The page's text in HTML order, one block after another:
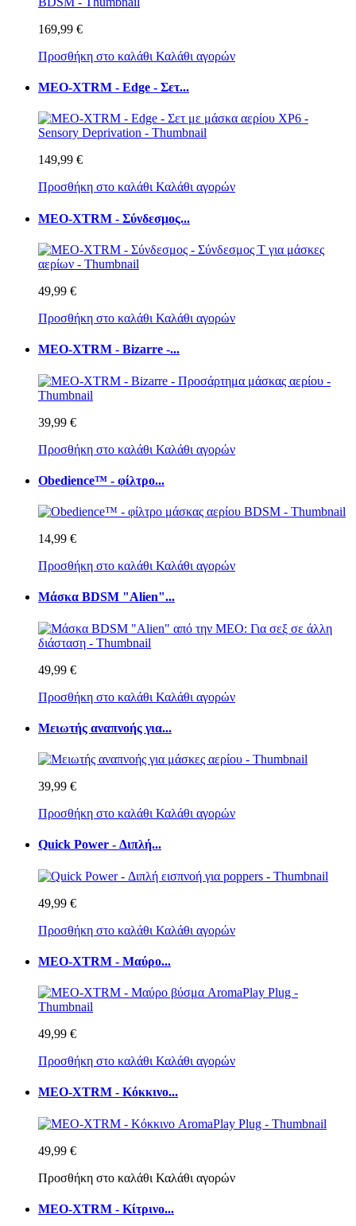
169,99 €
Προσθήκη στο καλάθι Καλάθι αγορών
MEO-XTRM - Edge - Σετ...
149,99 €
Προσθήκη στο καλάθι Καλάθι αγορών
MEO-XTRM - Σύνδεσμος...
49,99 €
Προσθήκη στο καλάθι Καλάθι αγορών
MEO-XTRM - Bizarre -...
39,99 €
Προσθήκη στο καλάθι Καλάθι αγορών
Obedience™ - φίλτρο...
14,99 €
Προσθήκη στο καλάθι Καλάθι αγορών
Μάσκα BDSM "Alien"...
49,99 €
Προσθήκη στο καλάθι Καλάθι αγορών
Μειωτής αναπνοής για...
39,99 €
Προσθήκη στο καλάθι Καλάθι αγορών
Quick Power - Διπλή...
49,99 €
Προσθήκη στο καλάθι Καλάθι αγορών
MEO-XTRM - Μαύρο...
49,99 €
Προσθήκη στο καλάθι Καλάθι αγορών
MEO-XTRM - Κόκκινο...
49,99 €
Προσθήκη στο καλάθι Καλάθι αγορών
MEO-XTRM - Κίτρινο...